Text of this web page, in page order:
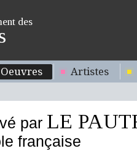
des
Oeuvres Artistes
par LE
française